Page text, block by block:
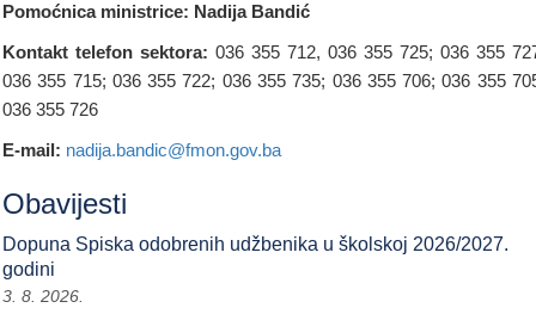
Pomoćnica ministrice: Nadija Bandić
Kontakt telefon sektora: 036 355 712, 036 355 725; 036 355
036 355 715; 036 355 722; 036 355 735; 036 355 706; 036 355
036 355 726
E-mail: nadija.bandic@fmon.gov.ba
Obavijesti
Dopuna Spiska odobrenih udžbenika u školskoj 2026/2027.
godini
3. 8. 2026.